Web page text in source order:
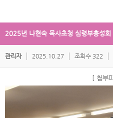
2025년 나현숙 목사초청 심령부흥성
관리자 2025.10.27 조회수 322
[ 첨부